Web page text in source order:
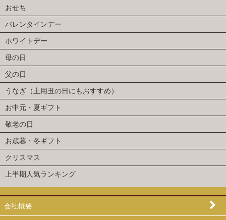
おせち
バレンタインデー
ホワイトデー
母の日
父の日
うなぎ（土用丑の日にもおすすめ）
お中元・夏ギフト
敬老の日
お歳暮・冬ギフト
クリスマス
上半期人気ランキング
会社概要